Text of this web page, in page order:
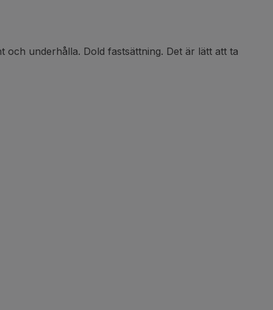
underhålla. Dold fastsättning. Det är lätt att ta